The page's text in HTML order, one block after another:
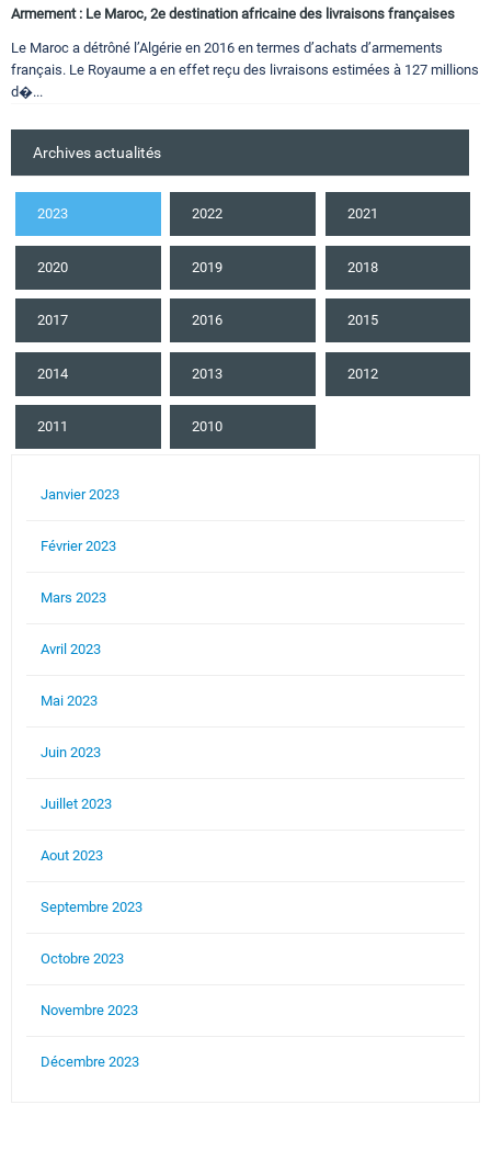
Armement : Le Maroc, 2e destination africaine des livraisons françaises
Le Maroc a détrôné l’Algérie en 2016 en termes d’achats d’armements
français. Le Royaume a en effet reçu des livraisons estimées à 127 millions
d�...
Archives actualités
2023 2022 2021
2020 2019 2018
2017 2016 2015
2014 2013 2012
2011 2010
Janvier 2023
Février 2023
Mars 2023
Avril 2023
Mai 2023
Juin 2023
Juillet 2023
Aout 2023
Septembre 2023
Octobre 2023
Novembre 2023
Décembre 2023